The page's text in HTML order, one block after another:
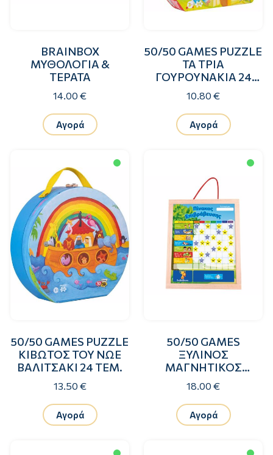
BRAINBOX
ΜΥΘΟΛΟΓΙΑ &
ΤΕΡΑΤΑ
14.00 €
Αγορά
50/50 GAMES PUZZLE
ΤΑ ΤΡΙΑ
ΓΟΥΡΟΥΝΑΚΙΑ 24
ΤΕΜ.
10.80 €
Αγορά
50/50 GAMES PUZZLE
ΚΙΒΩΤΟΣ ΤΟΥ ΝΩΕ
ΒΑΛΙΤΣΑΚΙ 24 ΤΕΜ.
13.50 €
Αγορά
50/50 GAMES
ΞΥΛΙΝΟΣ
ΜΑΓΝΗΤΙΚΟΣ
ΠΙΝΑΚΑΣ
ΕΠΙΒΡΑΒΕΥΣΗΣ &
ΑΣΠΡΟΠΙΝΑΚΑΣ
18.00 €
Αγορά